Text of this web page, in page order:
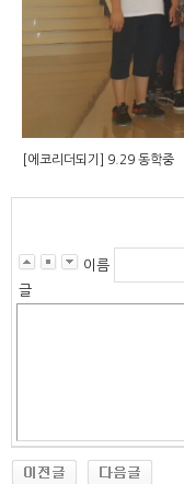
[에코리더되기] 9.29 동학중
이름
글